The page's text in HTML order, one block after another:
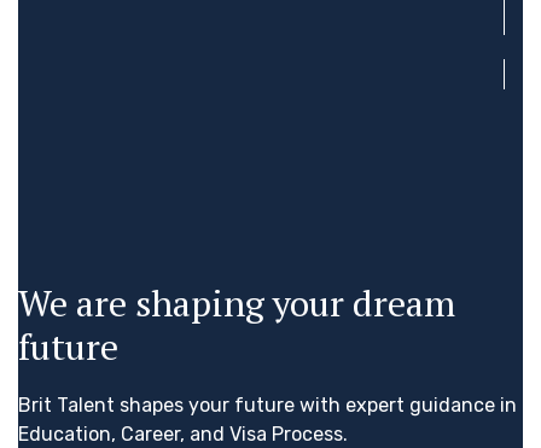
We are shaping your dream
future
Brit Talent shapes your future with expert guidance in
Education, Career, and Visa Process.